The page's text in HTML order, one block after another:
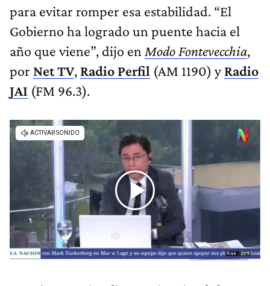
para evitar romper esa estabilidad. “El
Gobierno ha logrado un puente hacia el
año que viene”, dijo en Modo Fontevecchia,
por Net TV, Radio Perfil (AM 1190) y Radio
JAI (FM 96.3).